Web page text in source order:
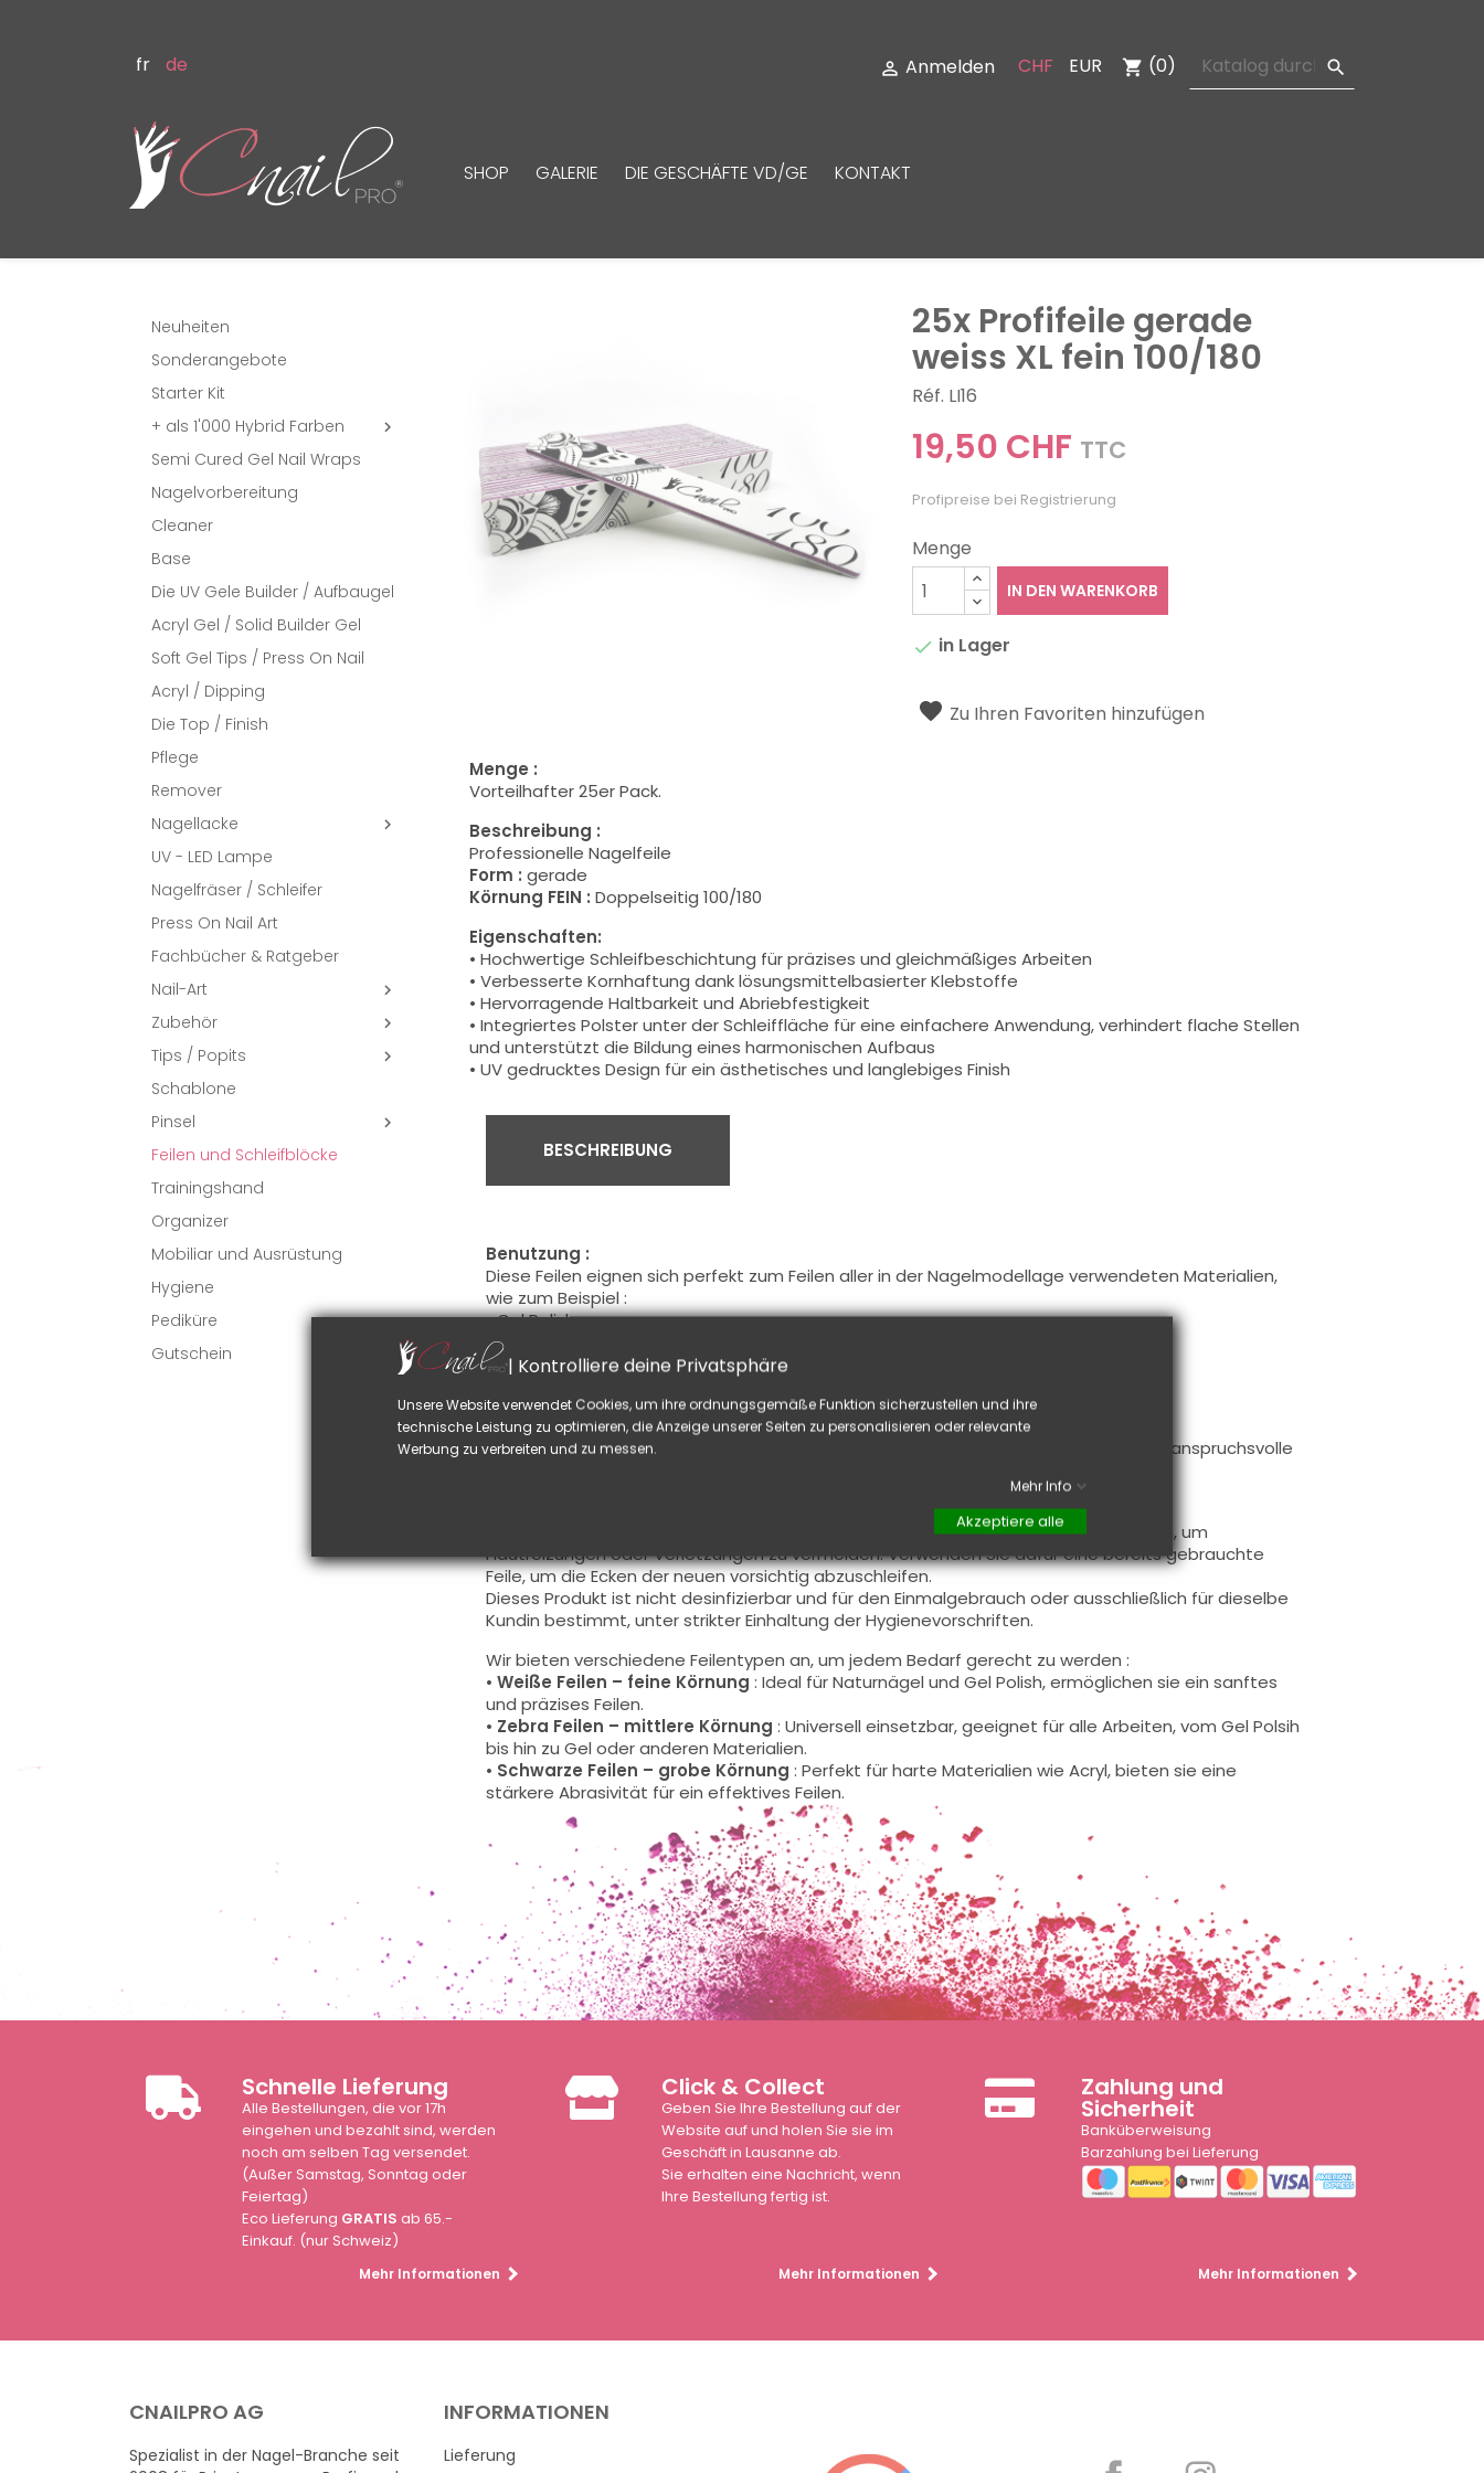
fr de  Anmelden CHF EUR shopping_cart (0) 
SHOP GALERIE DIE GESCHÄFTE VD/GE KONTAKT
Neuheiten
Sonderangebote
Starter Kit
+ als 1'000 Hybrid Farben

Semi Cured Gel Nail Wraps
Nagelvorbereitung
Cleaner
Base
Die UV Gele Builder / Aufbaugel
Acryl Gel / Solid Builder Gel
Soft Gel Tips / Press On Nail
Acryl / Dipping
Die Top / Finish
Pflege
Remover
Nagellacke

UV - LED Lampe
Nagelfräser / Schleifer
Press On Nail Art
Fachbücher & Ratgeber
Nail-Art

Zubehör 
Tips / Popits 
Schablone
Pinsel

Feilen und Schleifblöcke
Trainingshand
Organizer
Mobiliar und Ausrüstung
Hygiene
Pediküre
Gutschein
25x Profifeile gerade
weiss XL fein 100/180
Réf. LI16
19,50 CHF TTC
Profipreise bei Registrierung
Menge
IN DEN WARENKORB
 in Lager
Zu Ihren Favoriten hinzufügen
Menge :
Vorteilhafter 25er Pack.
Beschreibung :
Professionelle Nagelfeile
Form : gerade
Körnung FEIN : Doppelseitig 100/180
Eigenschaften:
• Hochwertige Schleifbeschichtung für präzises und gleichmäßiges Arbeiten
• Verbesserte Kornhaftung dank lösungsmittelbasierter Klebstoffe
• Hervorragende Haltbarkeit und Abriebfestigkeit
• Integriertes Polster unter der Schleiffläche für eine einfachere Anwendung, verhindert flache Stellen
und unterstützt die Bildung eines harmonischen Aufbaus
• UV gedrucktes Design für ein ästhetisches und langlebiges Finish
BESCHREIBUNG
Benutzung :
Diese Feilen eignen sich perfekt zum Feilen aller in der Nagelmodellage verwendeten Materialien,
wie zum Beispiel :
• Gel Polish
• UV Gel
• Acryl Gel
• sowie alle anderen Materialien, die eine präzise Formgebung erfordern
Häufig von professionellen Nageldesignern verwendet, sind diese Feilen ebenso für anspruchsvolle
Vor der ersten Anwendung empfiehlt es sich, die Kanten der Feile leicht abzurunden, um
Hautreizungen oder Verletzungen zu vermeiden. Verwenden Sie dafür eine bereits gebrauchte
Feile, um die Ecken der neuen vorsichtig abzuschleifen.
Dieses Produkt ist nicht desinfizierbar und für den Einmalgebrauch oder ausschließlich für dieselbe
Kundin bestimmt, unter strikter Einhaltung der Hygienevorschriften.
Wir bieten verschiedene Feilentypen an, um jedem Bedarf gerecht zu werden :
• Weiße Feilen – feine Körnung : Ideal für Naturnägel und Gel Polish, ermöglichen sie ein sanftes
und präzises Feilen.
• Zebra Feilen – mittlere Körnung : Universell einsetzbar, geeignet für alle Arbeiten, vom Gel Polsih
bis hin zu Gel oder anderen Materialien.
• Schwarze Feilen – grobe Körnung : Perfekt für harte Materialien wie Acryl, bieten sie eine
stärkere Abrasivität für ein effektives Feilen.
Schnelle Lieferung
Alle Bestellungen, die vor 17h
eingehen und bezahlt sind, werden
noch am selben Tag versendet.
(Außer Samstag, Sonntag oder
Feiertag)
Eco Lieferung GRATIS ab 65.-
Einkauf. (nur Schweiz)
Mehr Informationen
Click & Collect
Geben Sie Ihre Bestellung auf der
Website auf und holen Sie sie im
Geschäft in Lausanne ab.
Sie erhalten eine Nachricht, wenn
Ihre Bestellung fertig ist.
Mehr Informationen
Zahlung und
Sicherheit
Banküberweisung
Barzahlung bei Lieferung
Mehr Informationen
CNAILPRO AG
Spezialist in der Nagel-Branche seit
INFORMATIONEN
Lieferung
| Kontrolliere deine Privatsphäre
Unsere Website verwendet Cookies, um ihre ordnungsgemäße Funktion sicherzustellen und ihre
technische Leistung zu optimieren, die Anzeige unserer Seiten zu personalisieren oder relevante
Werbung zu verbreiten und zu messen.
Mehr Info
Akzeptiere alle